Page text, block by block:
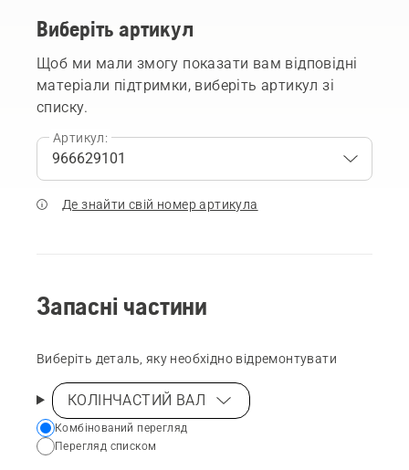
Виберіть артикул
Щоб ми мали змогу показати вам відповідні
матеріали підтримки, виберіть артикул зі
списку.
Артикул:
Де знайти свій номер артикула
Запасні частини
Виберіть деталь, яку необхідно відремонтувати
КОЛІНЧАСТИЙ ВАЛ
Choose
your
Комбінований перегляд
Перегляд списком